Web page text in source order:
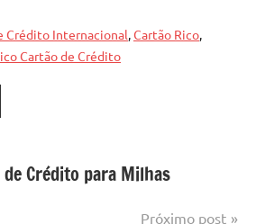
Crédito Internacional,Cartão Rico,
Cartão de Crédito
Crédito para Milhas
Próximo post